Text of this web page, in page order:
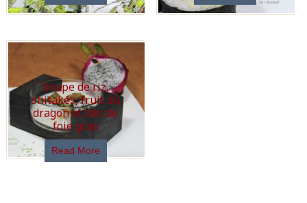
Soupe de riz,
shitakés, fruit du
dragon et dés de
foie gras
Read More